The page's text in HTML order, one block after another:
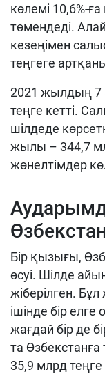
көлемі 10,6%-
төмендеді.
кезеңімен
теңгеге
2021 жылдың 7
теңге кетті.
шілдеде
жылы – 344,7
жөнелтімдер
Бір қызығы,
өсуі. Шілде
жіберілген.
ішінде бір
жағдай бір де
та
35,9 млрд теңге